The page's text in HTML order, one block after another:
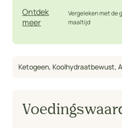
Ontdek
meer
Vergeleken met de
maaltijd
Ketogeen, Koolhydraatbewust,